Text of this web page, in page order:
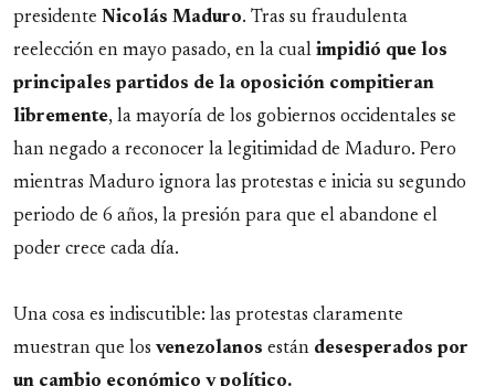
presidente Nicolás Maduro. Tras su fraudulenta
reelección en mayo pasado, en la cual impidió que los
principales partidos de la oposición compitieran
libremente, la mayoría de los gobiernos occidentales se
han negado a reconocer la legitimidad de Maduro. Pero
mientras Maduro ignora las protestas e inicia su segundo
periodo de 6 años, la presión para que el abandone el
poder crece cada día.
Una cosa es indiscutible: las protestas claramente
muestran que los venezolanos están desesperados por
un cambio económico y político.